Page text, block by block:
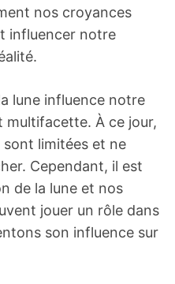
nos croyances
influencer notre
lune influence notre
multifacette. À ce jour,
sont limitées et ne
Cependant, il est
de la lune et nos
jouer un rôle dans
son influence sur